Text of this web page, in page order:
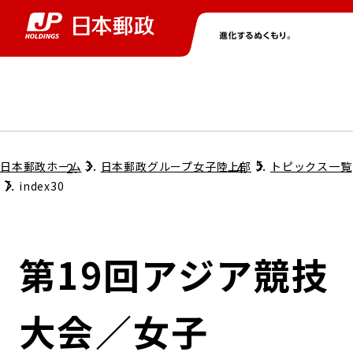
グループ情報トップ
コンプライアンス
ガバナンス
株主・投資家情報トップ
個人投資家のみなさまへ
株式情報
ニューストップ
サステナビリティトップ
担当役員メッセージ
サステナビリティマネジメント
採用情報トップ
日本郵政ホーム 日本郵政グループ女子陸上部
トピックス一覧
index30
第19回アジア競技
大会／女子